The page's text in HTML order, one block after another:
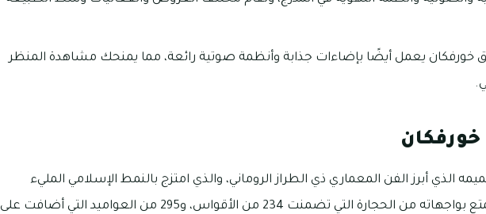
خورفكان يعمل أيضًا بإضاءات جذابة وأنظمة صوتية رائعة، مما يمنحك مشاهدة المنظر
الذي أبرز الفن المعماري ذي الطراز الروماني، والذي امتزج بالنمط الإسلامي المليء
بالتفاصيل الرائعة، وقد تمتع بواجهاته من الحجارة التي تضمنت 234 من الأقواس، و295 من العواميد التي أضافت على